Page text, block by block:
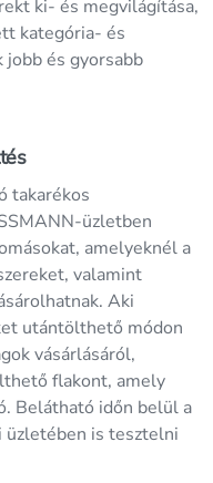
ki- és megvilágítása,
kategória- és
jobb és gyorsabb
takarékos
üzletben
amelyeknél a
valamint
Aki
utántölthető módon
vásárlásáról,
flakont, amely
Belátható időn belül a
üzletében is tesztelni